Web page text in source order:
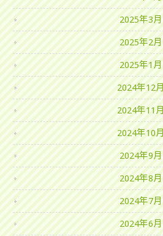
2025年3月
2025年2月
2025年1月
2024年12月
2024年11月
2024年10月
2024年9月
2024年8月
2024年7月
2024年6月